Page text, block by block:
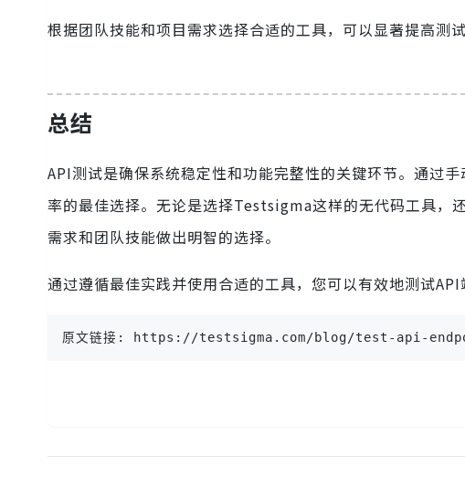
根据团队技能和项目需求选择合适的工具，可以显著提高测试
总结
API测试是确保系统稳定性和功能完整性的关键环节。通过
率的最佳选择。无论是选择Testsigma这样的无代码工具，
需求和团队技能做出明智的选择。
通过遵循最佳实践并使用合适的工具，您可以有效地测试API
原文链接: https://testsigma.com/blog/test-api-